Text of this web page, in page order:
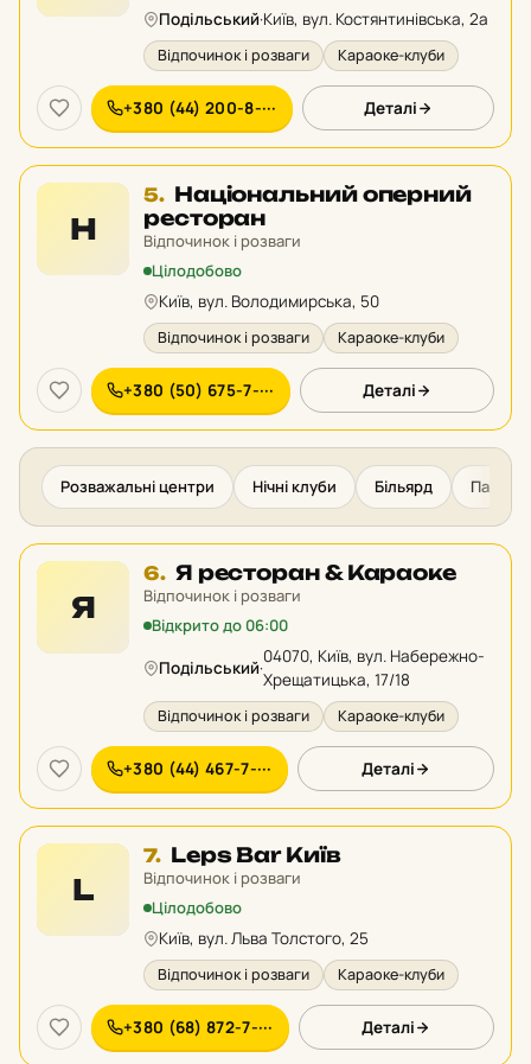
Подільський·Київ, вул. Костянтинівська, 2а
Відпочинок і розваги Караоке-клуби
+380 (44) 200-8-··· Деталі
Н
5. Місце
5
у
рейтингу:
Національний оперний
ресторан
Відпочинок і розваги
Цілодобово
Київ, вул. Володимирська, 50
Відпочинок і розваги Караоке-клуби
+380 (50) 675-7-··· Деталі
Розважальні центри Нічні клуби Більярд Парки
Я
6. Місце
6
у
рейтингу:
Я ресторан & Караоке
Відпочинок і розваги
Відкрито до 06:00
Подільський·
04070, Київ, вул. Набережно-
Хрещатицька, 17/18
Відпочинок і розваги Караоке-клуби
+380 (44) 467-7-··· Деталі
L
7. Місце
7
у
Leps Bar Київ
Відпочинок і розваги
Цілодобово
Київ, вул. Льва Толстого, 25
Відпочинок і розваги Караоке-клуби
+380 (68) 872-7-··· Деталі